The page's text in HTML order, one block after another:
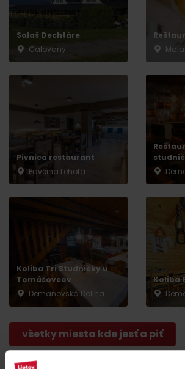
Salaš Dechtáre
Galovany
Pivnica restaurant
Pavčina Lehota
Koliba Tri Studničky u
Tomášovcov
Demänovská Dolina
Koliba
všetky miesta kde jesť a piť
Príchod